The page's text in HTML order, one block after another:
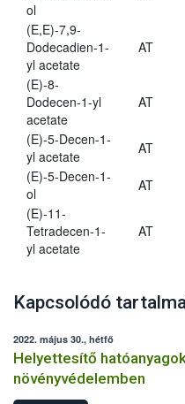
ol
(E,E)-7,9-
Dodecadien-1-
yl acetate
AT
(E)-8-
Dodecen-1-yl
acetate
AT
(E)-5-Decen-1-
yl acetate
AT
(E)-5-Decen-1-
ol
AT
(E)-11-
Tetradecen-1-
yl acetate
AT
Kapcsolódó
2022. május 30., hétfő
Helyettesítő
növényvédelemben